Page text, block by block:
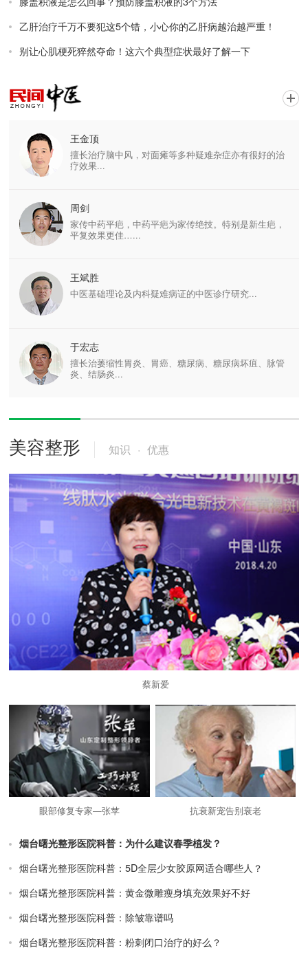
乙肝治疗千万不要犯这5个错，小心你的乙肝病越治越严重！
别让心肌梗死猝然夺命！这六个典型症状最好了解一下
王金顶
擅长治疗脑中风，对面瘫等多种疑难杂症亦有很好的治
疗效果...
周剑
家传中药平疤，中药平疤为家传绝技。特别是新生疤，
平复效果更佳…...
王斌胜
中医基础理论及内科疑难病证的中医诊疗研究...
于宏志
擅长治萎缩性胃炎、胃癌、糖尿病、糖尿病坏疽、脉管
炎、结肠炎...
美容整形 知识 · 优惠
蔡新爱
眼部修复专家—张苹 抗衰新宠告别衰老
烟台曙光整形医院科普：为什么建议春季植发？
烟台曙光整形医院科普：5D全层少女胶原网适合哪些人？
烟台曙光整形医院科普：黄金微雕瘦身填充效果好不好
烟台曙光整形医院科普：除皱靠谱吗
烟台曙光整形医院科普：粉刺闭口治疗的好么？